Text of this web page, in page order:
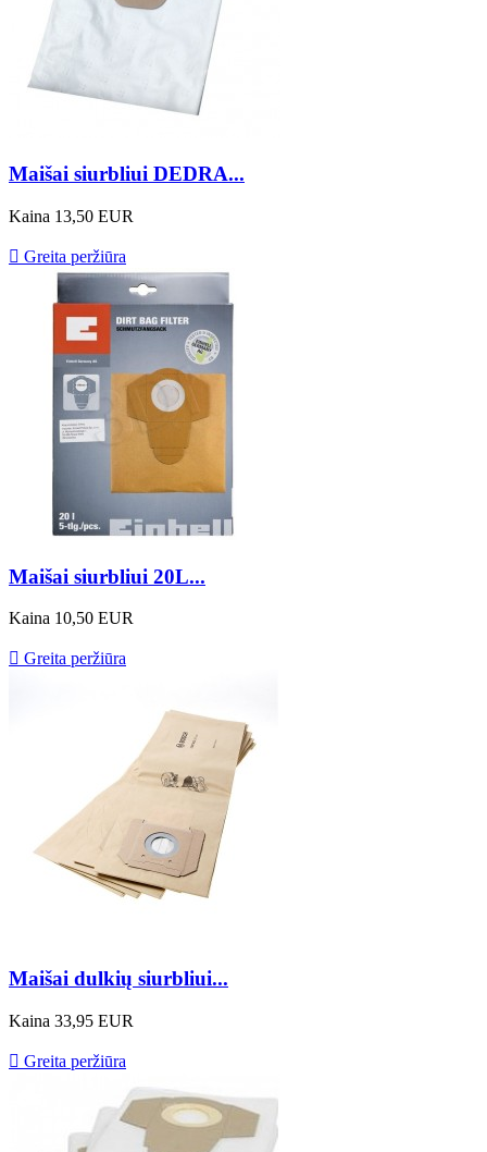
Maišai siurbliui DEDRA...
Kaina 13,50 EUR
 Greita peržiūra
Maišai siurbliui 20L...
Kaina 10,50 EUR
 Greita peržiūra
Maišai dulkių siurbliui...
Kaina 33,95 EUR
 Greita peržiūra